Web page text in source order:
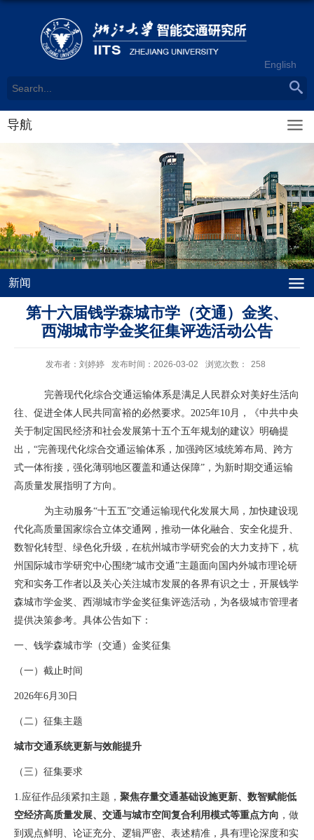
English
导航
新闻
第十六届钱学森城市学（交通）金奖、
西湖城市学金奖征集评选活动公告
发布者：刘婷婷 发布时间：2026-03-02 浏览次数： 258
完善现代化综合交通运输体系是满足人民群众对美好生活向
往、促进全体人民共同富裕的必然要求。 2025年10月，《中共中央
关于制定国民经济和社会发展第十五个五年规划的建议》明确提
出，“完善现代化综合交通运输体系，加强跨区域统筹布局、跨方
式一体衔接，强化薄弱地区覆盖和通达保障”，为新时期交通运输
高质量发展指明了方向。
为主动服务“十五五”交通运输现代化发展大局，加快建设现
代化高质量国家综合立体交通网，推动一体化融合、安全化提升、
数智化转型、绿色化升级，在杭州城市学研究会的大力支持下，杭
州国际城市学研究中心围绕“城市交通”主题面向国内外城市理论研
究和实务工作者以及关心关注城市发展的各界有识之士，开展钱学
森城市学金奖、西湖城市学金奖征集评选活动，为各级城市管理者
提供决策参考。具体公告如下：
一、钱学森城市学（交通）金奖征集
（一）截止时间
2026年6月 30 日
（二） 征集主题
城市交通系统更新与效能提升
（三） 征集要求
1.应征作品须紧扣主题， 聚焦存量交通基础设施更新、数智赋能低
空经济高质量发展、交通与城市空间复合利用模式等重点方向 ，做
到观点鲜明、论证充分、逻辑严密、表述精准，具有理论深度和实